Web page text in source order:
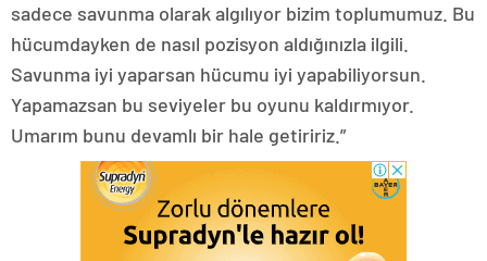
sadece savunma olarak algılıyor bizim toplumumuz. Bu
hücumdayken de nasıl pozisyon aldığınızla ilgili.
Savunma iyi yaparsan hücumu iyi yapabiliyorsun.
Yapamazsan bu seviyeler bu oyunu kaldırmıyor.
Umarım bunu devamlı bir hale getiririz.”